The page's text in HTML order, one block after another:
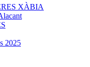
XÀBIA
2025